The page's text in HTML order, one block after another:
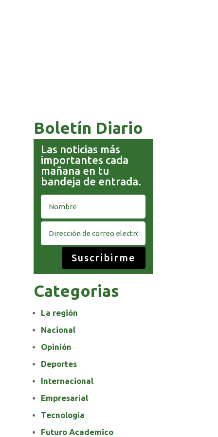
Boletín Diario
Las noticias más
importantes cada
mañana en tu
bandeja de entrada.
Suscribirme
Categorias
La región
Nacional
Opinión
Deportes
Internacional
Empresarial
Tecnología
Futuro Academico